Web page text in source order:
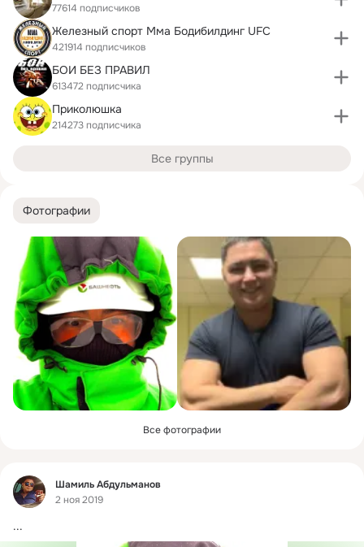
Фотографии
Все фотографии
Фид
Шамиль Абдульманов
2 ноя 2019
...
77614 подписчиков
Железный спорт Мма Бодибилдинг UFC
421914 подписчиков
БОИ БЕЗ ПРАВИЛ
613472 подписчика
Приколюшка
214273 подписчика
Все группы